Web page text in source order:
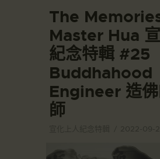
教育培德
聯繫我們
登录|LOGIN
The
Master Hua
紀念特輯 #25
Buddhahood
Engineer 造
師